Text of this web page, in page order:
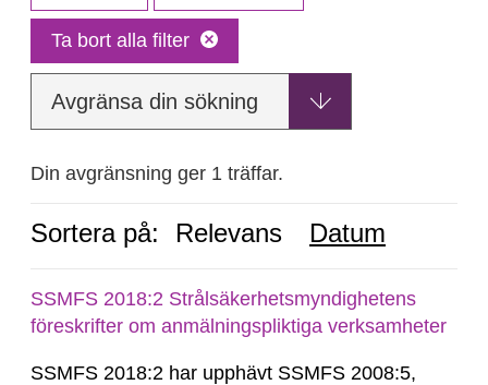
Ta bort alla filter
Avgränsa din sökning
Din avgränsning ger 1 träffar.
Sortera på: Relevans Datum
SSMFS 2018:2 Strålsäkerhetsmyndighetens
föreskrifter om anmälningspliktiga verksamheter
SSMFS 2018:2 har upphävt SSMFS 2008:5,